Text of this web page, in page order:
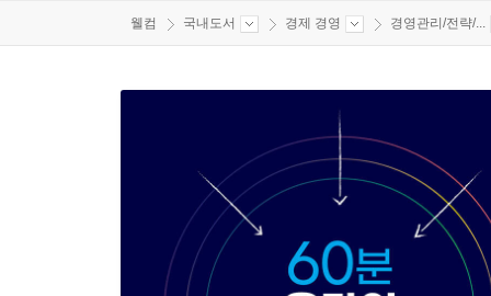
웰컴 국내도서 경제 경영 경영관리/전략/...